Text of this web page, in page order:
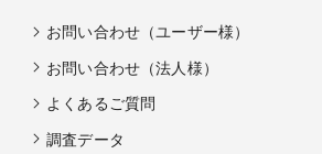
お問い合わせ（ユーザー様）
お問い合わせ（法人様）
よくあるご質問
調査データ